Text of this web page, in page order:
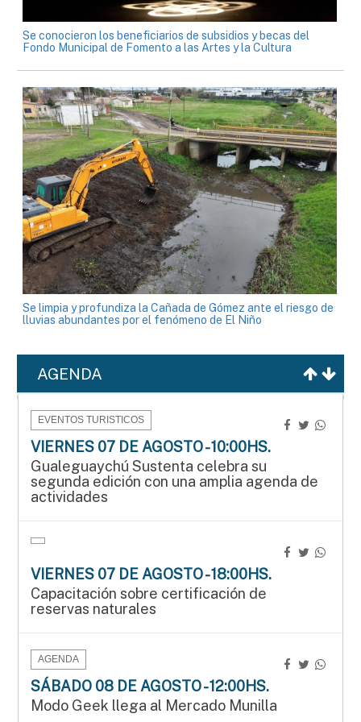
Se conocieron los beneficiarios de subsidios y becas del
Fondo Municipal de Fomento a las Artes y la Cultura
Se limpia y profundiza la Cañada de Gómez ante el riesgo de
lluvias abundantes por el fenómeno de El Niño
AGENDA
EVENTOS TURISTICOS
VIERNES 07 DE AGOSTO - 10:00HS.
Gualeguaychú Sustenta celebra su
segunda edición con una amplia agenda de
actividades
VIERNES 07 DE AGOSTO - 18:00HS.
Capacitación sobre certificación de
reservas naturales
AGENDA
SÁBADO 08 DE AGOSTO - 12:00HS.
Modo Geek llega al Mercado Munilla